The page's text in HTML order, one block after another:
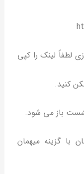
لطفاً لینک را کپی
باز می شود.
با گزینه میهمان